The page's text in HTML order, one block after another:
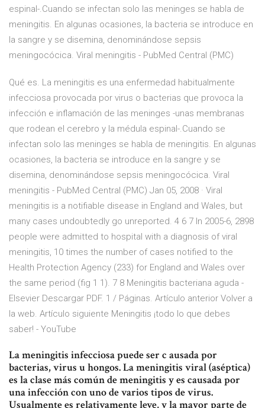
espinal-.Cuando se infectan solo las meninges se habla de
meningitis. En algunas ocasiones, la bacteria se introduce en
la sangre y se disemina, denominándose sepsis
meningocócica. Viral meningitis - PubMed Central (PMC)
Qué es. La meningitis es una enfermedad habitualmente
infecciosa provocada por virus o bacterias que provoca la
infección e inflamación de las meninges -unas membranas
que rodean el cerebro y la médula espinal-.Cuando se
infectan solo las meninges se habla de meningitis. En algunas
ocasiones, la bacteria se introduce en la sangre y se
disemina, denominándose sepsis meningocócica. Viral
meningitis - PubMed Central (PMC) Jan 05, 2008 · Viral
meningitis is a notifiable disease in England and Wales, but
many cases undoubtedly go unreported. 4 6 7 In 2005-6, 2898
people were admitted to hospital with a diagnosis of viral
meningitis, 10 times the number of cases notified to the
Health Protection Agency (233) for England and Wales over
the same period (fig 1 1). 7 8 Meningitis bacteriana aguda -
Elsevier Descargar PDF. 1 / Páginas. Artículo anterior Volver a
la web. Artículo siguiente Meningitis ¡todo lo que debes
saber! - YouTube
La meningitis infecciosa puede ser c ausada por
bacterias, virus u hongos. La meningitis viral (aséptica)
es la clase más común de meningitis y es causada por
una infección con uno de varios tipos de virus.
Usualmente es relativamente leve, y la mayor parte de